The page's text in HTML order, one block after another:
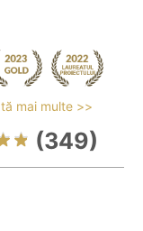
mai multe >>
(349)